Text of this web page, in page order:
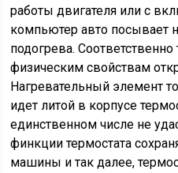
работы двигателя или с
компьютер авто посывает
подогрева.
физическим свойствам
Нагревательный элемент
идет литой в корпусе
единственном числе не
финкции термостата
машины и так далее,